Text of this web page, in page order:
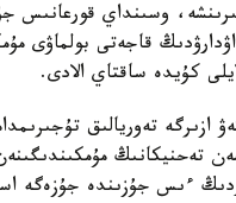
وسىنداي قورعانىس
قاجەتى بولماۋى
كۇيدە ساقتاي الادى.
ازىرگە تەوريالىق
تەحنيكانىڭ
ءىس جۇزىندە جۇزەگە